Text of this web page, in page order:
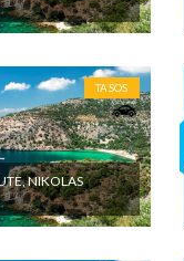
TASOS
NIKOLAS